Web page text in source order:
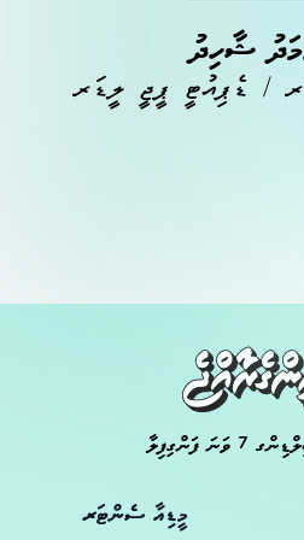
ޝާހިދު
/ ޑެޕިއުޓީ ޕީޖީ ލީޑަރ
ފަންގިފިލާ
މީޑިއާ ސެންޓަރ